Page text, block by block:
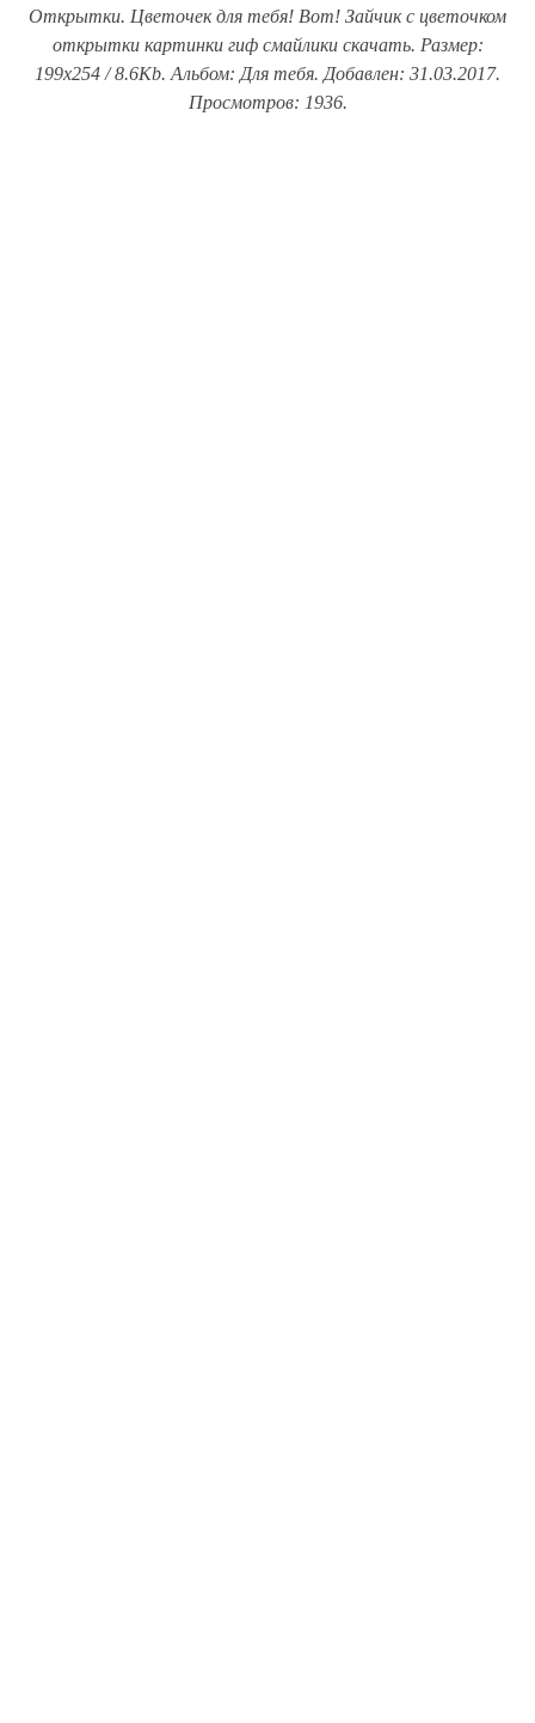
Открытки. Цветочек для тебя! Вот! Зайчик с цветочком
открытки картинки гиф смайлики скачать. Размер:
199x254 / 8.6Kb. Альбом: Для тебя. Добавлен: 31.03.2017.
Просмотров: 1936.